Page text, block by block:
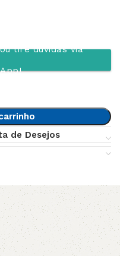
tire dúvidas via
de Desejos